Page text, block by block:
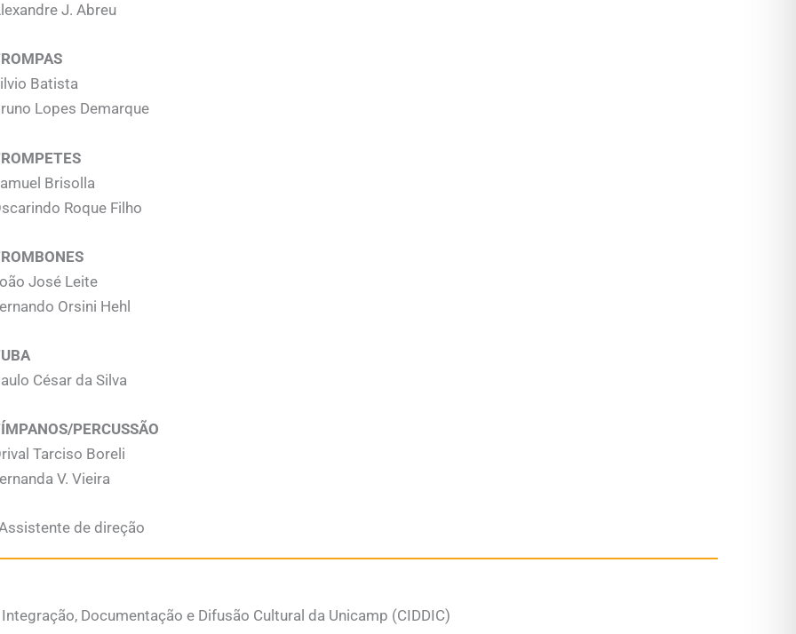
J. Abreu
Batista
Lopes Demarque
Brisolla
Roque Filho
José Leite
Orsini Hehl
César da Silva
PERCUSSÃO
Tarciso Boreli
V. Vieira
de direção
Documentação e Difusão Cultural da Unicamp (CIDDIC)